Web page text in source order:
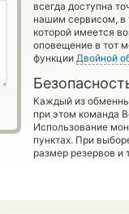
всегда доступна
нашим сервисом, в
которой имеется
оповещение в тот
функции Двойной
Каждый из
при этом команда
Использование
пунктах. При
размер резервов и